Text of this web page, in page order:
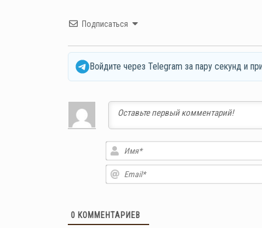
Подписаться
Войдите через Telegram за пару секунд и
0 КОММЕНТАРИЕВ